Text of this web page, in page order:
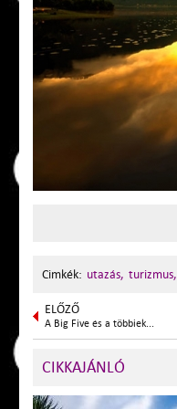
Cimkék: utazás, turizmus,
ELŐZŐ
A Big Five és a többiek...
CIKKAJÁNLÓ